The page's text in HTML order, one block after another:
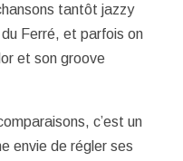
tantôt jazzy
Ferré, et parfois on
et son groove
c’est un
envie de régler ses